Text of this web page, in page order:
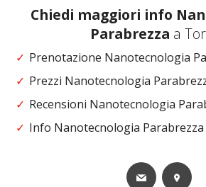
Chiedi maggiori info
Parabrezza a
Prenotazione Nanotecnologia
Prezzi Nanotecnologia
Recensioni Nanotecnologia
Info Nanotecnologia Parabrezza